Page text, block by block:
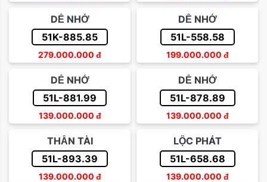
DỄ NHỚ
51K-885.85
279.000.000 đ
DỄ NHỚ
51L-558.58
199.000.000 đ
DỄ NHỚ
51L-881.99
139.000.000 đ
DỄ NHỚ
51L-878.89
139.000.000 đ
THẦN TÀI
51L-893.39
139.000.000 đ
LỘC PHÁT
51L-658.68
139.000.000 đ